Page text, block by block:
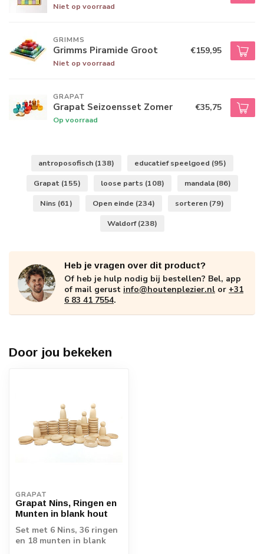
Niet op voorraad
GRIMMS
Grimms Piramide Groot
Niet op voorraad
€159,95
GRAPAT
Grapat Seizoensset Zomer
Op voorraad
€35,75
antroposofisch (138) educatief speelgoed (95)
Grapat (155) loose parts (108) mandala (86)
Nins (61) Open einde (234) sorteren (79)
Waldorf(238)
Heb je vragen over dit product?
Of heb je hulp nodig bij bestellen? Bel, app
of mail gerust info@houtenplezier.nl or +31
6 83 41 7554.
Door jou bekeken
GRAPAT
Grapat Nins, Ringen en
Munten in blank hout
Set met 6 Nins, 36 ringen
en 18 munten in blank